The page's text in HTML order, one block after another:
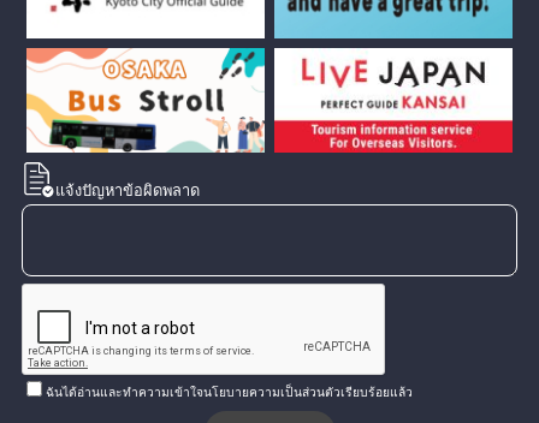
แจ้งปัญหาข้อผิดพลาด
ฉันได้อ่านและทำความเข้าใจนโยบายความเป็นส่วนตัวเรียบร้อยแล้ว